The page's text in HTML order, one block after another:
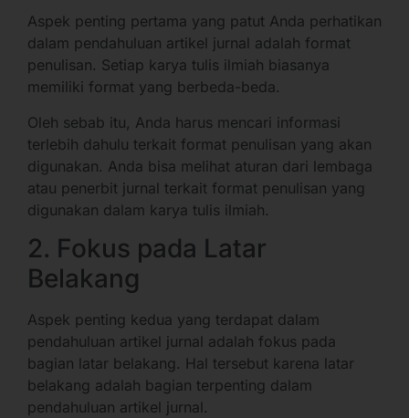
Aspek penting pertama yang patut Anda perhatikan
dalam pendahuluan artikel jurnal adalah format
penulisan. Setiap karya tulis ilmiah biasanya
memiliki format yang berbeda-beda.
Oleh sebab itu, Anda harus mencari informasi
terlebih dahulu terkait format penulisan yang akan
digunakan. Anda bisa melihat aturan dari lembaga
atau penerbit jurnal terkait format penulisan yang
digunakan dalam karya tulis ilmiah.
2. Fokus pada Latar
Belakang
Aspek penting kedua yang terdapat dalam
pendahuluan artikel jurnal adalah fokus pada
bagian latar belakang. Hal tersebut karena latar
belakang adalah bagian terpenting dalam
pendahuluan artikel jurnal.